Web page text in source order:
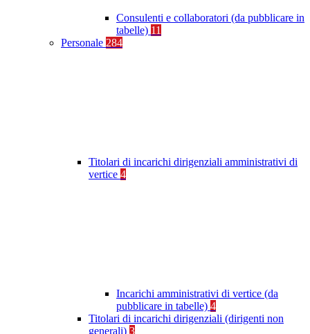
Consulenti e collaboratori (da pubblicare in
tabelle) 11
Personale 284
Titolari di incarichi dirigenziali amministrativi di
vertice 4
Incarichi amministrativi di vertice (da
pubblicare in tabelle) 4
Titolari di incarichi dirigenziali (dirigenti non
generali) 3